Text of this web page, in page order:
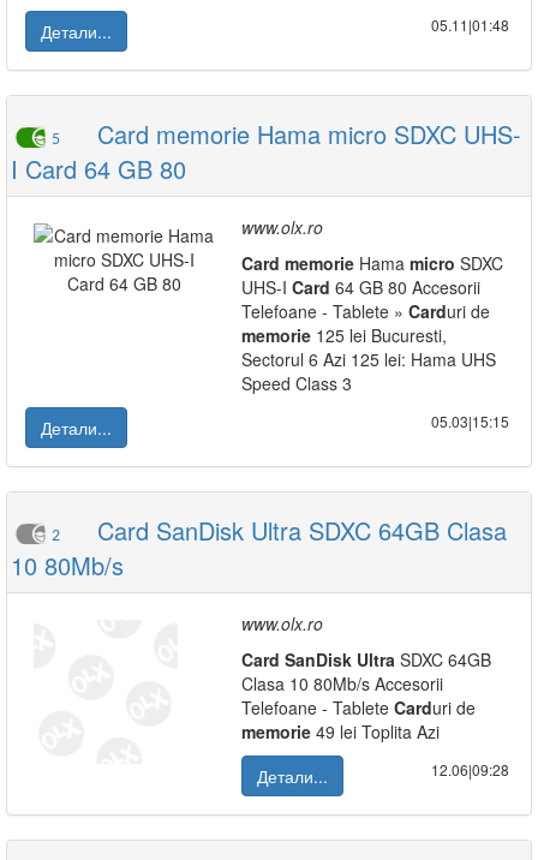
Детали...
05.11|01:48
5
Card memorie Hama micro SDXC UHS-
I Card 64 GB 80
www.olx.ro
Card memorie Hama micro SDXC
UHS-I Card 64 GB 80 Accesorii
Telefoane - Tablete » Carduri de
memorie 125 lei Bucuresti,
Sectorul 6 Azi 125 lei: Hama UHS
Speed Class 3
Детали...
05.03|15:15
2
Card SanDisk Ultra SDXC 64GB Clasa
10 80Mb/s
www.olx.ro
Card SanDisk Ultra SDXC 64GB
Clasa 10 80Mb/s Accesorii
Telefoane - Tablete Carduri de
memorie 49 lei Toplita Azi
Детали...
12.06|09:28